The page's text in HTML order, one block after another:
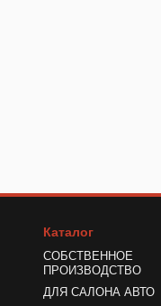
Каталог
СОБСТВЕННОЕ
ПРОИЗВОДСТВО
ДЛЯ САЛОНА АВТО